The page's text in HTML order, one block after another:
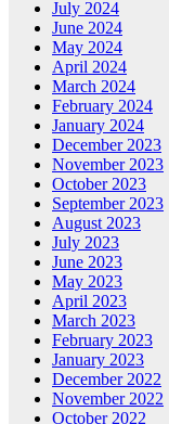
July 2024
June 2024
May 2024
April 2024
March 2024
February 2024
January 2024
December 2023
November 2023
October 2023
September 2023
August 2023
July 2023
June 2023
May 2023
April 2023
March 2023
February 2023
January 2023
December 2022
November 2022
October 2022